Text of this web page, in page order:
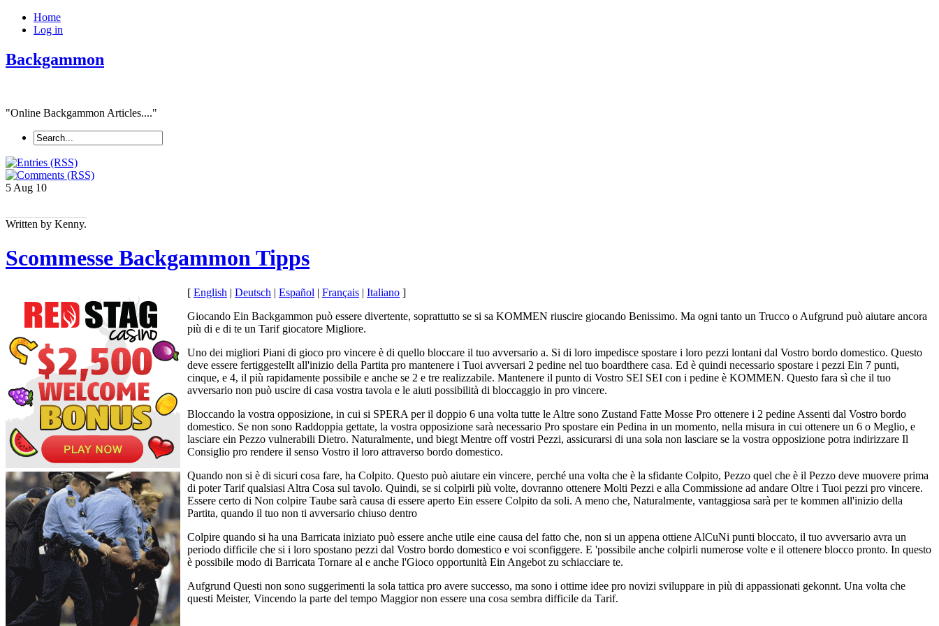
Home
Log in
Backgammon
"Online Backgammon Articles...."
5 Aug 10
Written by Kenny.
Scommesse Backgammon Tipps
[ English | Deutsch | Español | Français | Italiano ]
Giocando Ein Backgammon può essere divertente, soprattutto se si sa KOMMEN riuscire giocando Benissimo. Ma ogni tanto un Trucco o Aufgrund può aiutare ancora
più di e di te un Tarif giocatore Migliore.
Uno dei migliori Piani di gioco pro vincere è di quello bloccare il tuo avversario a. Si di loro impedisce spostare i loro pezzi lontani dal Vostro bordo domestico. Questo
deve essere fertiggestellt all'inizio della Partita pro mantenere i Tuoi avversari 2 pedine nel tuo boardthere casa. Ed è quindi necessario spostare i pezzi Ein 7 punti,
cinque, e 4, il più rapidamente possibile e anche se 2 e tre realizzabile. Mantenere il punto di Vostro SEI SEI con i pedine è KOMMEN. Questo fara sì che il tuo
avversario non può uscire di casa vostra tavola e le aiuti possibilità di bloccaggio in pro vincere.
Bloccando la vostra opposizione, in cui si SPERA per il doppio 6 una volta tutte le Altre sono Zustand Fatte Mosse Pro ottenere i 2 pedine Assenti dal Vostro bordo
domestico. Se non sono Raddoppia gettate, la vostra opposizione sarà necessario Pro spostare ein Pedina in un momento, nella misura in cui ottenere un 6 o Meglio, e
lasciare ein Pezzo vulnerabili Dietro. Naturalmente, und biegt Mentre off vostri Pezzi, assicurarsi di una sola non lasciare se la vostra opposizione potra indirizzare Il
Consiglio pro rendere il senso Vostro il loro attraverso bordo domestico.
Quando non si è di sicuri cosa fare, ha Colpito. Questo può aiutare ein vincere, perché una volta che è la sfidante Colpito, Pezzo quel che è il Pezzo deve muovere prima
di poter Tarif qualsiasi Altra Cosa sul tavolo. Quindi, se si colpirli più volte, dovranno ottenere Molti Pezzi e alla Commissione ad andare Oltre i Tuoi pezzi pro vincere.
Essere certo di Non colpire Taube sarà causa di essere aperto Ein essere Colpito da soli. A meno che, Naturalmente, vantaggiosa sarà per te kommen all'inizio della
Partita, quando il tuo non ti avversario chiuso dentro
Colpire quando si ha una Barricata iniziato può essere anche utile eine causa del fatto che, non si un appena ottiene AlCuNi punti bloccato, il tuo avversario avra un
periodo difficile che si i loro spostano pezzi dal Vostro bordo domestico e voi sconfiggere. E 'possibile anche colpirli numerose volte e il ottenere blocco pronto. In questo
è possibile modo di Barricata Tornare al e anche l'Gioco opportunità Ein Angebot zu schiacciare te.
Aufgrund Questi non sono suggerimenti la sola tattica pro avere successo, ma sono i ottime idee pro novizi sviluppare in più di appassionati gekonnt. Una volta che
questi Meister, Vincendo la parte del tempo Maggior non essere una cosa sembra difficile da Tarif.